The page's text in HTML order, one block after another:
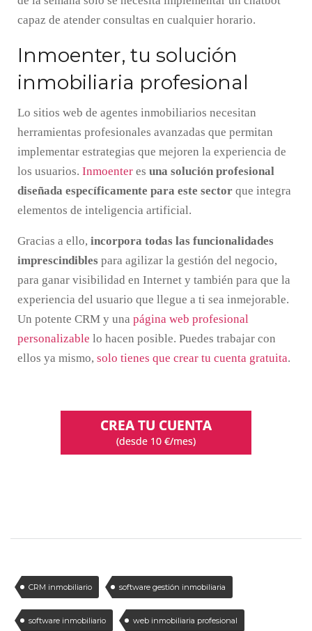
capaz de atender consultas en cualquier horario.
Inmoenter, tu solución
inmobiliaria profesional
Lo sitios web de agentes inmobiliarios necesitan
herramientas profesionales avanzadas que permitan
implementar estrategias que mejoren la experiencia de
los usuarios. Inmoenter es una solución profesional
diseñada específicamente para este sector que integra
elementos de inteligencia artificial.
Gracias a ello, incorpora todas las funcionalidades
imprescindibles para agilizar la gestión del negocio,
para ganar visibilidad en Internet y también para que la
experiencia del usuario que llegue a ti sea inmejorable.
Un potente CRM y una página web profesional
personalizable lo hacen posible. Puedes trabajar con
ellos ya mismo, solo tienes que crear tu cuenta gratuita.
CRM inmobiliario software gestión inmobiliaria
software inmobiliario web inmobiliaria profesional